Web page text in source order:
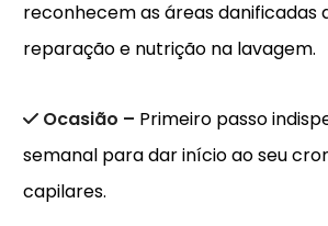
reconhecem as áreas danificadas
reparação e nutrição na lavagem.
Ocasião – Primeiro passo
semanal para dar início ao seu
capilares.